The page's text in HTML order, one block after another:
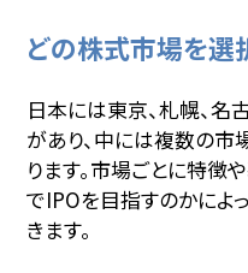
どの株式市場を選
日本には東京、札幌、名
があり、中には複数の
ります。市場ごとに特徴
でIPOを目指すのかによ
きます。